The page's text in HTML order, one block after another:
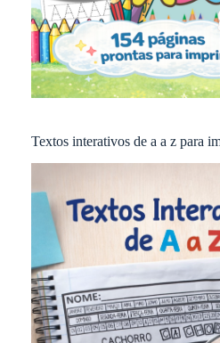
Textos interativos de a a z para